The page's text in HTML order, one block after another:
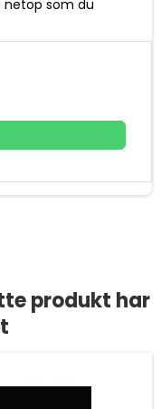
netop som du
produkt har